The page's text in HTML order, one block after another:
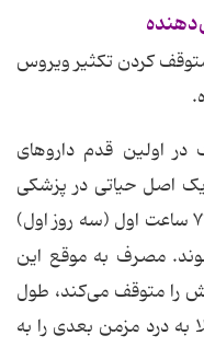
کردن تکثیر ویروس
در اولین قدم داروهای
اصل حیاتی در پزشکی
وجود دارد: این داروها باید ترجیحاً در ۷۲ ساعت اول (سه روز اول)
مصرف به موقع این
را متوقف می‌کند، طول
به درد مزمن بعدی را به